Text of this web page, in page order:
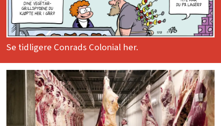
Se tidligere Conrads Colonial her.